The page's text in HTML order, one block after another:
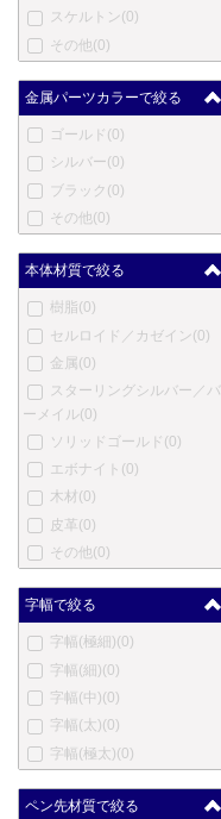
ショーメ (0)
クリスチャン・ディオール
クレオ スクリベント
笑暮屋(0)
エリーゼ(0)
エクスキャリバー(0)
フェンド
フェルム
(0)
フィッシャー
ゲーハ
(0)
リ(0)
ジバンシー
グッチ (0)
ホールマーク
ハリー・ウィンストン(0)
エルメス(0)
英雄(0)
ハーシー(0)
伊東屋(0)
ジャン・ピエール・レピー
ヨルグ・イゼック
スケルトン (0)
その他(0)
金属パーツカラーで絞る
ゴールド (0)
シルバー(0)
ブラック (0)
その他(0)
本体材質で絞る
樹脂(0)
セルロイド／カゼイン (0)
金属(0)
スターリングシルバー／バ
ーメイル(0)
ソリッドゴールド (0)
エボナイト (0)
木材 (0)
皮革(0)
その他(0)
字幅で絞る
字幅(極細)(0)
字幅(細)(0)
字幅(中)(0)
字幅(太)(0)
字幅(極太)(0)
ペン先材質で絞る